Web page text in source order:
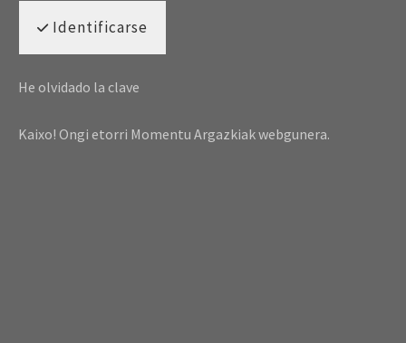
Identificarse
He olvidado la clave
Kaixo! Ongi etorri Momentu Argazkiak webgunera.